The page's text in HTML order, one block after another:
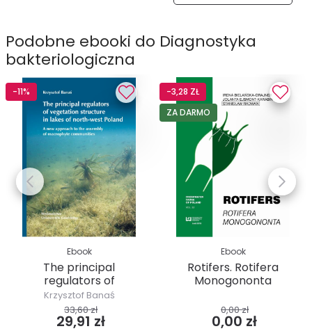
Podobne ebooki do Diagnostyka
bakteriologiczna
-11%
Ebook
The principal
regulators of
vegetation...
Krzysztof Banaś
33,60 zł
29,91 zł
-3,28 ZŁ
ZA DARMO
Ebook
Rotifers. Rotifera
Monogononta
0,00 zł
0,00 zł